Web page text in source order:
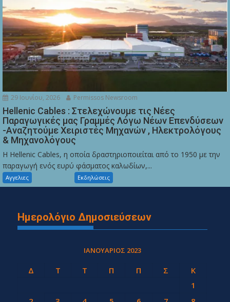
29 Ιουνίου, 2026 Permissos Newsroom
Hellenic Cables : Στελεχώνουμε τις Νέες
Παραγωγικές μας Γραμμές Λόγω Νέων Επενδύσεων
-Αναζητούμε Χειριστές Μηχανών , Ηλεκτρολόγους
& Μηχανολόγους
Η Hellenic Cables, η οποία δραστηριοποιείται από το 1950 με την
παραγωγή ενός ευρύ φάσματος καλωδίων,...
Αγγελιες Εκδηλώσεις
Ημερολόγιο Δημοσιεύσεων
ΙΑΝΟΥΆΡΙΟΣ 2023
Δ Τ Τ Π Π Σ
Κ
1